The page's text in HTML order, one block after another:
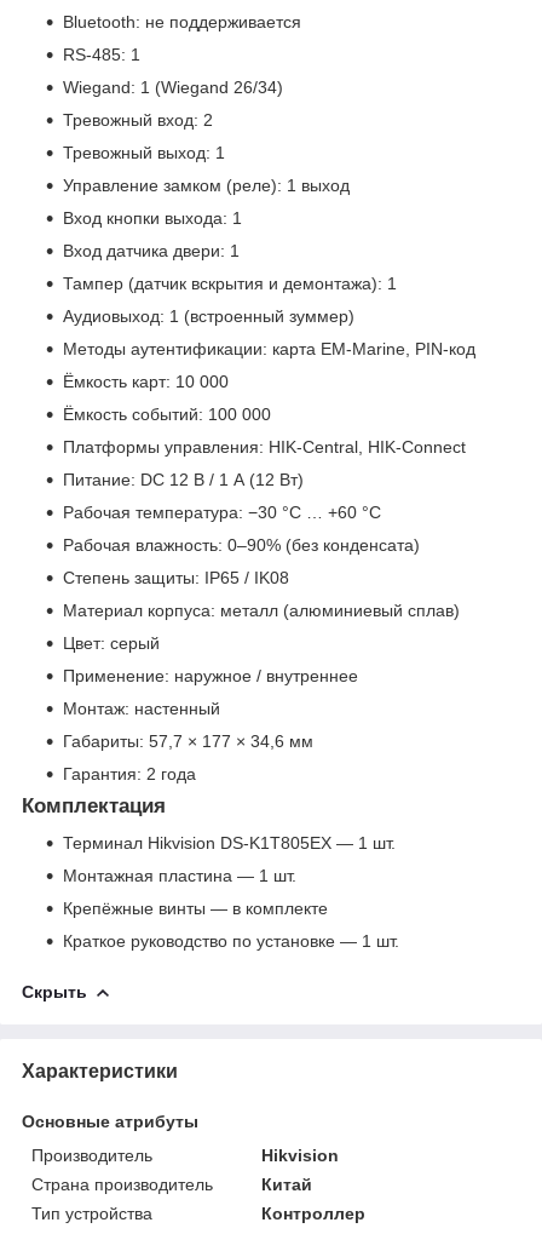
Bluetooth: не поддерживается
RS-485: 1
Wiegand: 1 (Wiegand 26/34)
Тревожный вход: 2
Тревожный выход: 1
Управление замком (реле): 1 выход
Вход кнопки выхода: 1
Вход датчика двери: 1
Тампер (датчик вскрытия и демонтажа): 1
Аудиовыход: 1 (встроенный зуммер)
Методы аутентификации: карта EM-Marine, PIN-код
Ёмкость карт: 10 000
Ёмкость событий: 100 000
Платформы управления: HIK-Central, HIK-Connect
Питание: DC 12 В / 1 А (12 Вт)
Рабочая температура: −30 °C … +60 °C
Рабочая влажность: 0–90% (без конденсата)
Степень защиты: IP65 / IK08
Материал корпуса: металл (алюминиевый сплав)
Цвет: серый
Применение: наружное / внутреннее
Монтаж: настенный
Габариты: 57,7 × 177 × 34,6 мм
Гарантия: 2 года
Комплектация
Терминал Hikvision DS-K1T805EX — 1 шт.
Монтажная пластина — 1 шт.
Крепёжные винты — в комплекте
Краткое руководство по установке — 1 шт.
Скрыть
Характеристики
Основные атрибуты
Производитель
Hikvision
Страна производитель
Китай
Тип устройства
Контроллер